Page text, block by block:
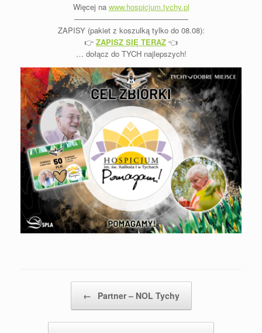
Więcej na www.hospicjum.tychy.pl
———————————————
ZAPISY (pakiet z koszulką tylko do 08.08):
👉 ZAPISZ SIĘ TERAZ 👈
… dołącz do TYCH najlepszych!
← Partner – NOL Tychy